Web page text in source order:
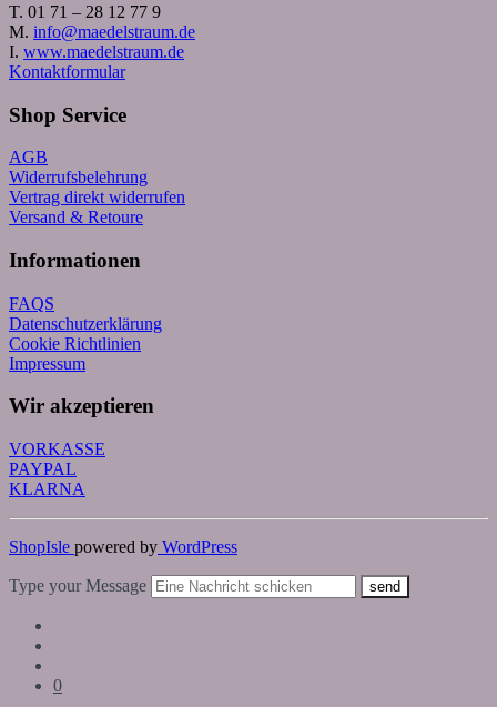
T. 01 71 – 28 12 77 9
M. info@maedelstraum.de
I. www.maedelstraum.de
Kontaktformular
Shop Service
AGB
Widerrufsbelehrung
Vertrag direkt widerrufen
Versand & Retoure
Informationen
FAQS
Datenschutzerklärung
Cookie Richtlinien
Impressum
Wir akzeptieren
VORKASSE
PAYPAL
KLARNA
ShopIsle powered by WordPress
Type your Message send
0